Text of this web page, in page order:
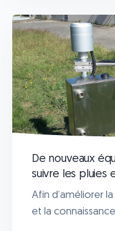
De nouveaux
suivre les pluies
Afin d’améliorer
et la